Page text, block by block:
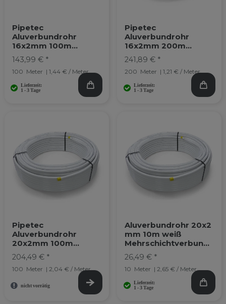
Pipetec
Aluverbundrohr
16x2mm 100m
Mehrschichtverbundr
ohr Verbundrohr
143,99 € *
100 Meter | 1,44 € / Meter
Pipetec
Aluverbundrohr
16x2mm 200m
Mehrschichtverbundr
ohr Verbundrohr
241,89 € *
200 Meter | 1,21 € / Meter
Pipetec
Aluverbundrohr
20x2mm 100m
Mehrschichtverbundr
ohr
204,49 € *
100 Meter | 2,04 € / Meter
Aluverbundrohr 20x2
mm 10m weiß
Mehrschichtverbundr
ohr
26,49 € *
10 Meter | 2,65 € / Meter